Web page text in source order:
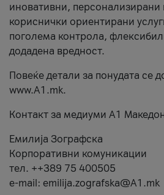
иновативни, персонализирани
кориснички ориентирани
поголема контрола,
додадена вредност.
Повеќе детали за понудата се
www.А1.mk.
Контакт за медиуми А1
Емилија Зографска
Корпоративни комуникации
тел. ++389 75 400505
e-mail: emilija.zografska@A1.mk